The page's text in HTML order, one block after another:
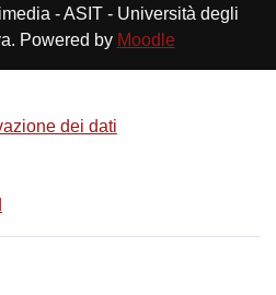
- ASIT - Università degli
Powered by Moodle
dei dati